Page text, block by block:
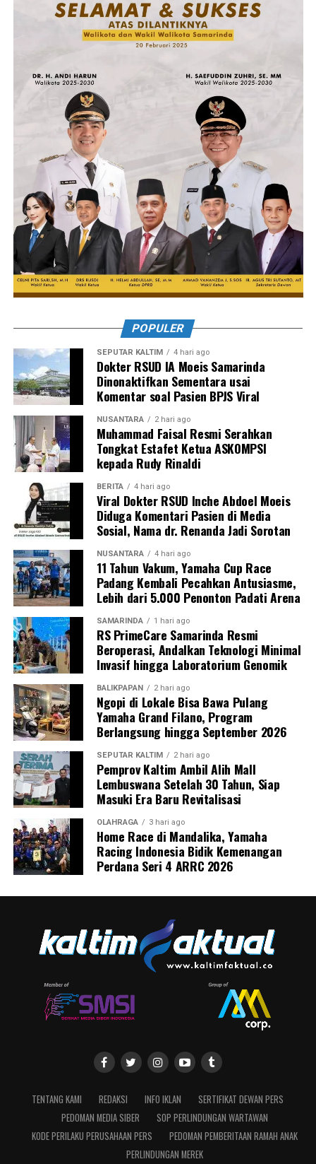
POPULER
SEPUTAR KALTIM 4 hari ago
Dokter RSUD IA Moeis Samarinda
Dinonaktifkan Sementara usai
Komentar soal Pasien BPJS Viral
NUSANTARA 2 hari ago
Muhammad Faisal Resmi Serahkan
Tongkat Estafet Ketua ASKOMPSI
kepada Rudy Rinaldi
BERITA 4 hari ago
Viral Dokter RSUD Inche Abdoel Moeis
Diduga Komentari Pasien di Media
Sosial, Nama dr. Renanda Jadi Sorotan
NUSANTARA 4 hari ago
11 Tahun Vakum, Yamaha Cup Race
Padang Kembali Pecahkan Antusiasme,
Lebih dari 5.000 Penonton Padati Arena
SAMARINDA 1 hari ago
RS PrimeCare Samarinda Resmi
Beroperasi, Andalkan Teknologi Minimal
Invasif hingga Laboratorium Genomik
BALIKPAPAN 2 hari ago
Ngopi di Lokale Bisa Bawa Pulang
Yamaha Grand Filano, Program
Berlangsung hingga September 2026
SEPUTAR KALTIM 2 hari ago
Pemprov Kaltim Ambil Alih Mall
Lembuswana Setelah 30 Tahun, Siap
Masuki Era Baru Revitalisasi
OLAHRAGA 3 hari ago
Home Race di Mandalika, Yamaha
Racing Indonesia Bidik Kemenangan
Perdana Seri 4 ARRC 2026
TENTANG KAMI REDAKSI INFO IKLAN
SERTIFIKAT DEWAN PERS
PEDOMAN MEDIA SIBER
SOP PERLINDUNGAN WARTAWAN
KODE PERILAKU PERUSAHAAN PERS
PEDOMAN PEMBERITAAN RAMAH ANAK
PERLINDUNGAN MEREK